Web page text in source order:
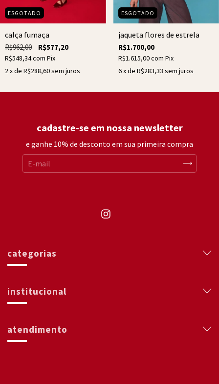
ESGOTADO
calça fumaça
R$962,00 R$577,20
R$548,34com Pix
2x de R$288,60sem juros
ESGOTADO
jaqueta flores de estrela
R$1.700,00
R$1.615,00com Pix
6x de R$283,33 sem juros
cadastre-se em nossa newsletter
e ganhe 10% de desconto em sua primeira compra
categorias
institucional
atendimento